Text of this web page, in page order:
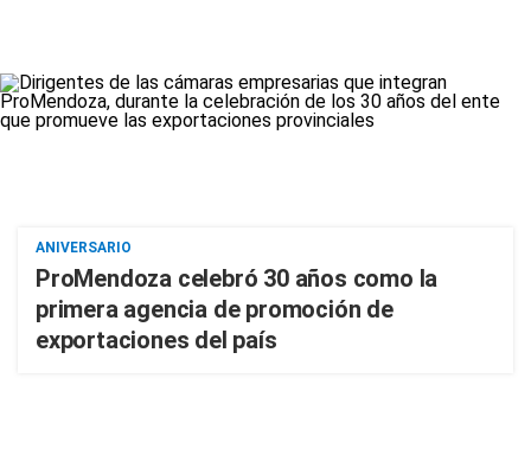
ANIVERSARIO
ProMendoza celebró 30 años como la
primera agencia de promoción de
exportaciones del país